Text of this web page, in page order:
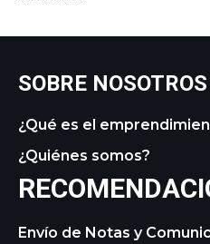
SOBRE NOSOTROS
¿Qué es el
¿Quiénes somos?
Envío de Notas y